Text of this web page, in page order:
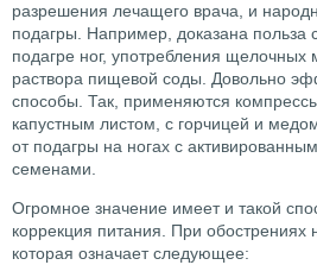
разрешения лечащего врача, и
подагры. Например, доказана польза
подагре ног, употребления щелочных
раствора пищевой соды. Довольно
способы. Так, применяются
капустным листом, с горчицей и
от подагры на ногах с
семенами.
Огромное значение имеет и такой
коррекция питания. При обострениях
которая означает следующее: